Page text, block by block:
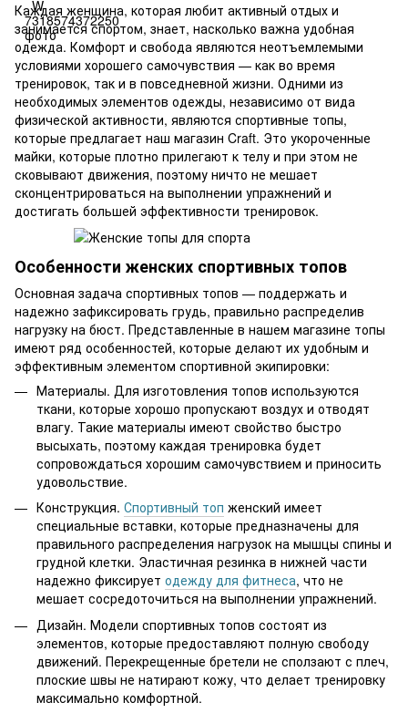
Каждая женщина, которая любит активный отдых и
занимается спортом, знает, насколько важна удобная
одежда. Комфорт и свобода являются неотъемлемыми
условиями хорошего самочувствия — как во время
тренировок, так и в повседневной жизни. Одними из
необходимых элементов одежды, независимо от вида
физической активности, являются спортивные топы,
которые предлагает наш магазин Craft. Это укороченные
майки, которые плотно прилегают к телу и при этом не
сковывают движения, поэтому ничто не мешает
сконцентрироваться на выполнении упражнений и
достигать большей эффективности тренировок.
Особенности женских спортивных топов
Основная задача спортивных топов — поддержать и
надежно зафиксировать грудь, правильно распределив
нагрузку на бюст. Представленные в нашем магазине топы
имеют ряд особенностей, которые делают их удобным и
эффективным элементом спортивной экипировки:
Материалы. Для изготовления топов используются
ткани, которые хорошо пропускают воздух и отводят
влагу. Такие материалы имеют свойство быстро
высыхать, поэтому каждая тренировка будет
сопровождаться хорошим самочувствием и приносить
удовольствие.
Конструкция. Спортивный топ женский имеет
специальные вставки, которые предназначены для
правильного распределения нагрузок на мышцы спины и
грудной клетки. Эластичная резинка в нижней части
надежно фиксирует одежду для фитнеса, что не
мешает сосредоточиться на выполнении упражнений.
Дизайн. Модели спортивных топов состоят из
элементов, которые предоставляют полную свободу
движений. Перекрещенные бретели не сползают с плеч,
плоские швы не натирают кожу, что делает тренировку
максимально комфортной.